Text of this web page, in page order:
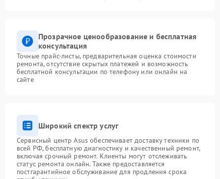
Прозрачное ценообразование и бесплатная
консультация
Точные прайс-листы, предварительная оценка стоимости
ремонта, отсутствие скрытых платежей и возможность
бесплатной консультации по телефону или онлайн на
сайте
Широкий спектр услуг
Сервисный центр Asus обеспечивает доставку техники по
всей РФ, бесплатную диагностику и качественный ремонт,
включая срочный ремонт. Клиенты могут отслеживать
статус ремонта онлайн. Также предоставляется
постгарантийное обслуживание для продления срока